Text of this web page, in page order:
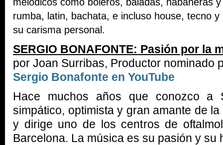
rumba, latin, bachata, e incluso house, tecno
su carisma personal.
SERGIO BONAFONTE: Pasión por la
por Joan Surribas, Productor nominado
Sergio Bonafonte en YouTube
Hace muchos años que conozco a
simpático, optimista y gran amante de
y dirige uno de los centros de
Barcelona. La música es su pasión y su